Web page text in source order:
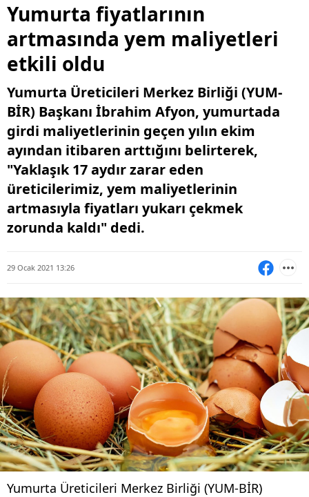
Yumurta fiyatlarının
artmasında yem maliyetleri
etkili oldu
Yumurta Üreticileri Merkez Birliği (YUM-
BİR) Başkanı İbrahim Afyon, yumurtada
girdi maliyetlerinin geçen yılın ekim
ayından itibaren arttığını belirterek,
"Yaklaşık 17 aydır zarar eden
üreticilerimiz, yem maliyetlerinin
artmasıyla fiyatları yukarı çekmek
zorunda kaldı" dedi.
29 Ocak 2021 13:26
Yumurta Üreticileri Merkez Birliği (YUM-BİR)